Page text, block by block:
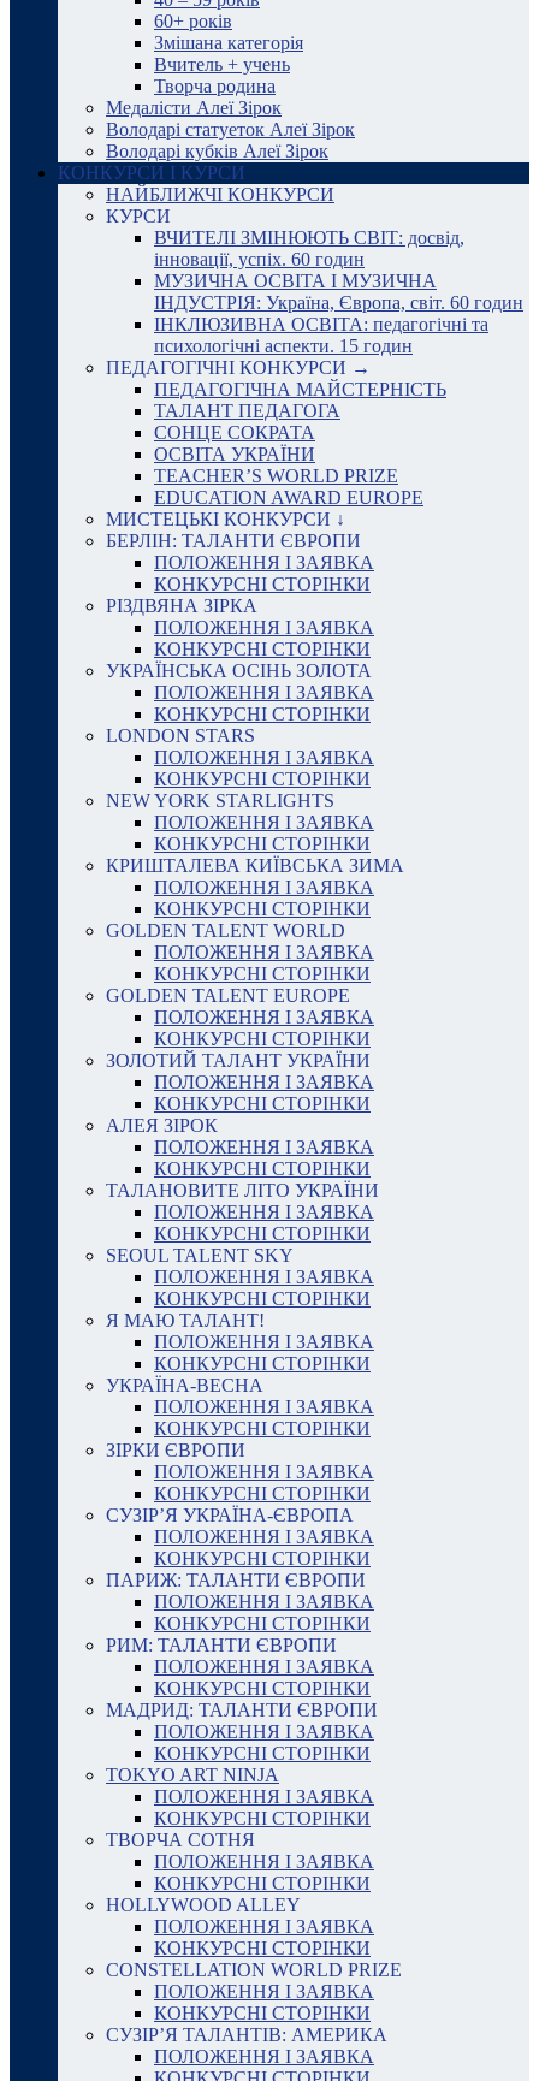
60+ років
Змішана категорія
Вчитель + учень
Творча родина
Медалісти Алеї Зірок
Володарі статуеток Алеї Зірок
Володарі кубків Алеї Зірок
КОНКУРСИ І КУРСИ
НАЙБЛИЖЧІ КОНКУРСИ
КУРСИ
ВЧИТЕЛІ ЗМІНЮЮТЬ СВІТ: досвід,
інновації, успіх. 60 годин
МУЗИЧНА ОСВІТА І МУЗИЧНА
ІНДУСТРІЯ: Україна, Європа, світ. 60 годин
ІНКЛЮЗИВНА ОСВІТА: педагогічні та
психологічні аспекти. 15 годин
ПЕДАГОГІЧНІ КОНКУРСИ →
ПЕДАГОГІЧНА МАЙСТЕРНІСТЬ
ТАЛАНТ ПЕДАГОГА
СОНЦЕ СОКРАТА
ОСВІТА УКРАЇНИ
TEACHER’S WORLD PRIZE
EDUCATION AWARD EUROPE
МИСТЕЦЬКІ КОНКУРСИ ↓
БЕРЛІН: ТАЛАНТИ ЄВРОПИ
ПОЛОЖЕННЯ І ЗАЯВКА
КОНКУРСНІ СТОРІНКИ
РІЗДВЯНА ЗІРКА
ПОЛОЖЕННЯ І ЗАЯВКА
КОНКУРСНІ СТОРІНКИ
УКРАЇНСЬКА ОСІНЬ ЗОЛОТА
ПОЛОЖЕННЯ І ЗАЯВКА
КОНКУРСНІ СТОРІНКИ
LONDON STARS
ПОЛОЖЕННЯ І ЗАЯВКА
КОНКУРСНІ СТОРІНКИ
NEW YORK STARLIGHTS
ПОЛОЖЕННЯ І ЗАЯВКА
КОНКУРСНІ СТОРІНКИ
КРИШТАЛЕВА КИЇВСЬКА ЗИМА
ПОЛОЖЕННЯ І ЗАЯВКА
КОНКУРСНІ СТОРІНКИ
GOLDEN TALENT WORLD
ПОЛОЖЕННЯ І ЗАЯВКА
КОНКУРСНІ СТОРІНКИ
GOLDEN TALENT EUROPE
ПОЛОЖЕННЯ І ЗАЯВКА
КОНКУРСНІ СТОРІНКИ
ЗОЛОТИЙ ТАЛАНТ УКРАЇНИ
ПОЛОЖЕННЯ І ЗАЯВКА
КОНКУРСНІ СТОРІНКИ
АЛЕЯ ЗІРОК
ПОЛОЖЕННЯ І ЗАЯВКА
КОНКУРСНІ СТОРІНКИ
ТАЛАНОВИТЕ ЛІТО УКРАЇНИ
ПОЛОЖЕННЯ І ЗАЯВКА
КОНКУРСНІ СТОРІНКИ
SEOUL TALENT SKY
ПОЛОЖЕННЯ І ЗАЯВКА
КОНКУРСНІ СТОРІНКИ
Я МАЮ ТАЛАНТ!
ПОЛОЖЕННЯ І ЗАЯВКА
КОНКУРСНІ СТОРІНКИ
УКРАЇНА-ВЕСНА
ПОЛОЖЕННЯ І ЗАЯВКА
КОНКУРСНІ СТОРІНКИ
ЗІРКИ ЄВРОПИ
ПОЛОЖЕННЯ І ЗАЯВКА
КОНКУРСНІ СТОРІНКИ
СУЗІР’Я УКРАЇНА-ЄВРОПА
ПОЛОЖЕННЯ І ЗАЯВКА
КОНКУРСНІ СТОРІНКИ
ПАРИЖ: ТАЛАНТИ ЄВРОПИ
ПОЛОЖЕННЯ І ЗАЯВКА
КОНКУРСНІ СТОРІНКИ
РИМ: ТАЛАНТИ ЄВРОПИ
ПОЛОЖЕННЯ І ЗАЯВКА
КОНКУРСНІ СТОРІНКИ
МАДРИД: ТАЛАНТИ ЄВРОПИ
ПОЛОЖЕННЯ І ЗАЯВКА
КОНКУРСНІ СТОРІНКИ
TOKYO ART NINJA
ПОЛОЖЕННЯ І ЗАЯВКА
КОНКУРСНІ СТОРІНКИ
ТВОРЧА СОТНЯ
ПОЛОЖЕННЯ І ЗАЯВКА
КОНКУРСНІ СТОРІНКИ
HOLLYWOOD ALLEY
ПОЛОЖЕННЯ І ЗАЯВКА
КОНКУРСНІ СТОРІНКИ
CONSTELLATION WORLD PRIZE
ПОЛОЖЕННЯ І ЗАЯВКА
КОНКУРСНІ СТОРІНКИ
СУЗІР’Я ТАЛАНТІВ: АМЕРИКА
ПОЛОЖЕННЯ І ЗАЯВКА